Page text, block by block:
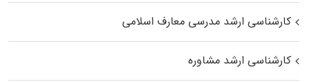
کارشناسی ارشد مدرسی معارف اسلامی
کارشناسی ارشد مشاوره